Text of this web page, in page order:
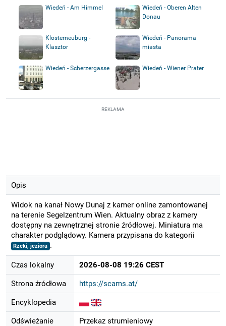
Wiedeń - Am Himmel
Wiedeń - Oberen Alten
Donau
Klosterneuburg -
Klasztor
Wiedeń - Panorama
miasta
Wiedeń - Scherzergasse Wiedeń - Wiener Prater
REKLAMA
Opis
Widok na kanał Nowy Dunaj z kamer online zamontowanej
na terenie Segelzentrum Wien. Aktualny obraz z kamery
dostępny na zewnętrznej stronie źródłowej. Miniatura ma
charakter podglądowy. Kamera przypisana do kategorii
Rzeki, jeziora .
Czas lokalny 2026-08-08 19:26 CEST
Strona źródłowa https://scams.at/
Encyklopedia
Odświeżanie Przekaz strumieniowy